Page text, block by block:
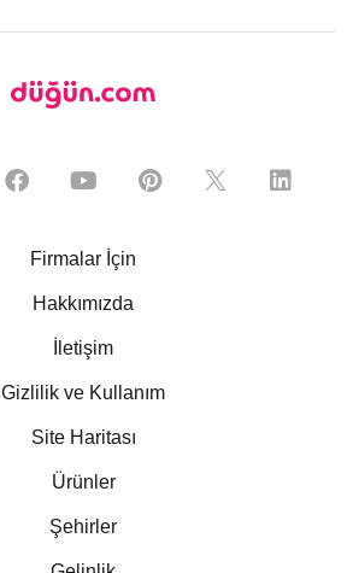
Firmalar İçin
Hakkımızda
İletişim
Gizlilik ve Kullanım
Site Haritası
Ürünler
Şehirler